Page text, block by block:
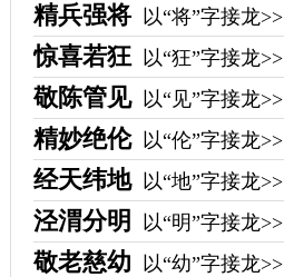
精兵强将 以“将”字接龙>>
惊喜若狂 以“狂”字接龙>>
敬陈管见 以“见”字接龙>>
精妙绝伦 以“伦”字接龙>>
经天纬地 以“地”字接龙>>
泾渭分明 以“明”字接龙>>
敬老慈幼 以“幼”字接龙>>